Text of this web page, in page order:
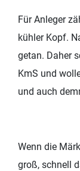
Für Anleger
kühler Kopf.
getan. Daher
KmS und
und auch
Wenn die
groß, schnell